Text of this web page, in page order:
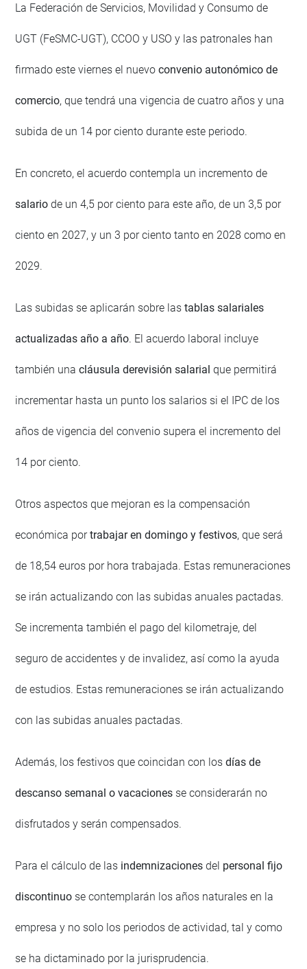
La Federación de Servicios, Movilidad y Consumo de
UGT (FeSMC-UGT), CCOO y USO y las patronales han
firmado este viernes el nuevoconvenio autonómico de
comercio, que tendrá una vigencia de cuatro años y una
subida de un 14 por ciento durante este periodo.
En concreto, el acuerdo contempla un incremento de
salario de un 4,5 por ciento para este año, de un 3,5 por
ciento en 2027, y un 3 por ciento tanto en 2028 como en
2029.
Las subidas se aplicarán sobre lastablas salariales
actualizadas año a año. El acuerdo laboral incluye
también unacláusula derevisión salarialque permitirá
incrementar hasta un punto los salarios si el IPC de los
años de vigencia del convenio supera el incremento del
14 por ciento.
Otros aspectos que mejoran es la compensación
económica portrabajar en domingo y festivos, que será
de 18,54 euros por hora trabajada. Estas remuneraciones
se irán actualizando con las subidas anuales pactadas.
Se incrementa también el pago del kilometraje, del
seguro de accidentes y de invalidez, así como la ayuda
de estudios. Estas remuneraciones se irán actualizando
con las subidas anuales pactadas.
Además, los festivos que coincidan con losdías de
descanso semanal o vacaciones se considerarán no
disfrutados y serán compensados.
Para el cálculo de las indemnizaciones del personal fijo
discontinuo se contemplarán los años naturales en la
empresa y no solo los periodos de actividad, tal y como
se ha dictaminado por la jurisprudencia.